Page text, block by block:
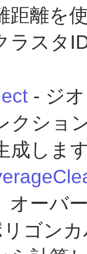
距離を
ラスタ
- ジ
クショ
成しま
オーバ
ゴン